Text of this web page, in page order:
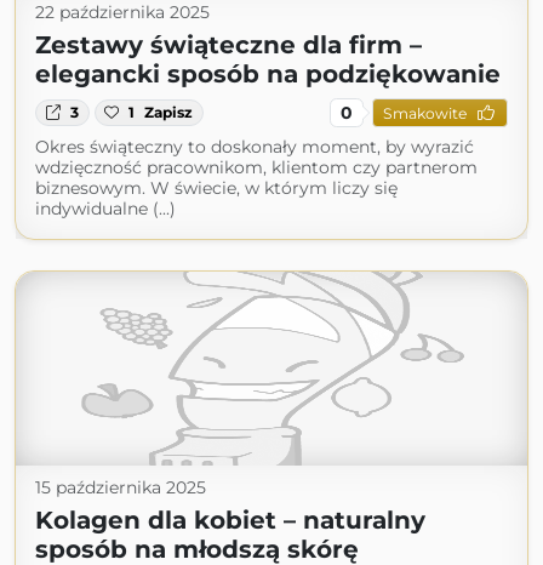
22 października 2025
Zestawy świąteczne dla firm –
elegancki sposób na podziękowanie
3 1 Zapisz 0 Smakowite
Okres świąteczny to doskonały moment, by wyrazić
wdzięczność pracownikom, klientom czy partnerom
biznesowym. W świecie, w którym liczy się
indywidualne (...)
15 października 2025
Kolagen dla kobiet – naturalny
sposób na młodszą skórę